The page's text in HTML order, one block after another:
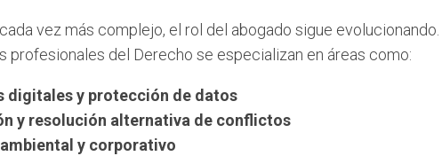
vez más complejo, el rol del abogado sigue
profesionales del Derecho se especializan en áreas como:
digitales y protección de datos
y resolución alternativa de conflictos
y corporativo